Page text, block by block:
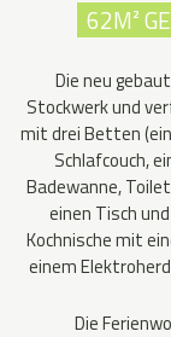
62M²
Die neu
Stockwerk und
mit drei Betten
Schlafcouch,
Badewanne,
einen Tisch
Kochnische mit
einem
Die